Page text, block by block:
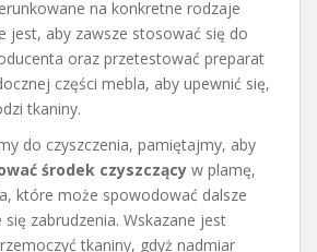
na konkretne rodzaje
jest, aby zawsze stosować się do
oraz przetestować preparat
części mebla, aby upewnić się,
tkaniny.
do czyszczenia, pamiętajmy, aby
środek czyszczący w plamę,
które może spowodować dalsze
zabrudzenia. Wskazane jest
tkaniny, gdyż nadmiar